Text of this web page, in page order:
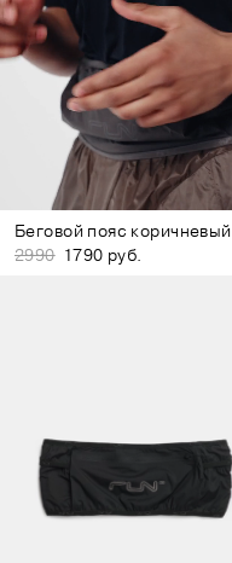
Беговой пояс коричневый
2990 1790 руб.